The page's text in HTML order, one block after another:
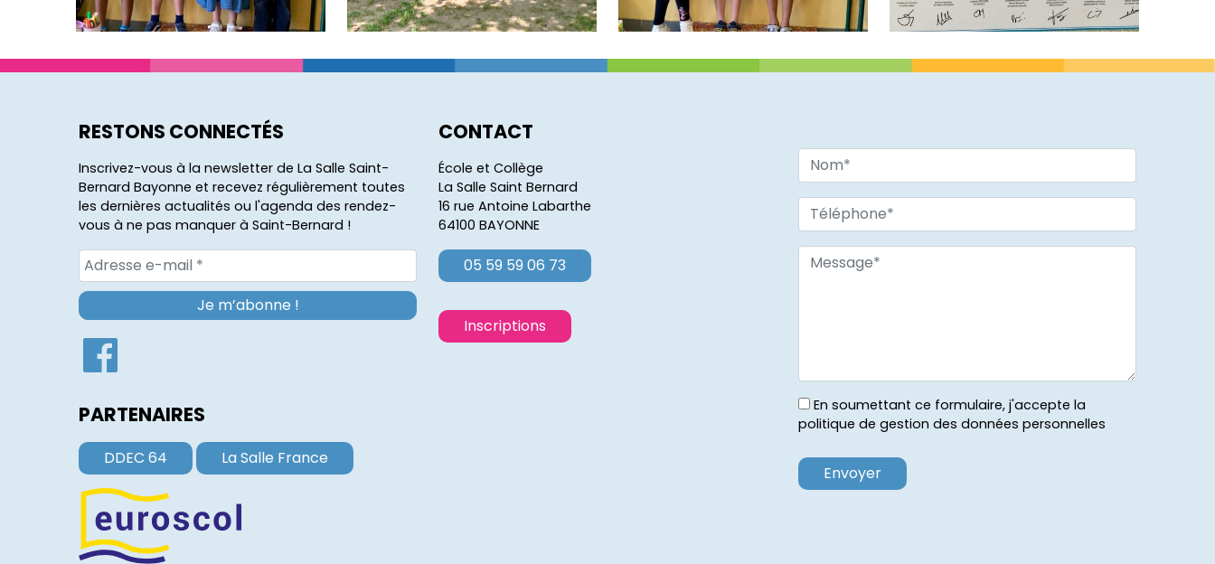
RESTONS CONNECTÉS
Inscrivez-vous à la newsletter de La Salle Saint-
Bernard Bayonne et recevez régulièrement toutes
les dernières actualités ou l'agenda des rendez-
vous à ne pas manquer à Saint-Bernard !
PARTENAIRES
DDEC 64 La Salle France
CONTACT
École et Collège
La Salle Saint Bernard
16 rue Antoine Labarthe
64100 BAYONNE
05 59 59 06 73
Inscriptions
En soumettant ce formulaire, j'accepte la
politique de gestion des données personnelles